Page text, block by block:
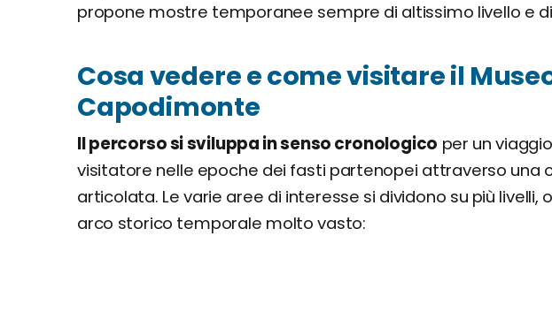
propone mostre temporanee sempre di altissimo livello e
Cosa vedere e come visitare il
Capodimonte
Il percorso si sviluppa in senso cronologico per un
visitatore nelle epoche dei fasti partenopei attraverso una
articolata. Le varie aree di interesse si dividono su più livelli,
arco storico temporale molto vasto: